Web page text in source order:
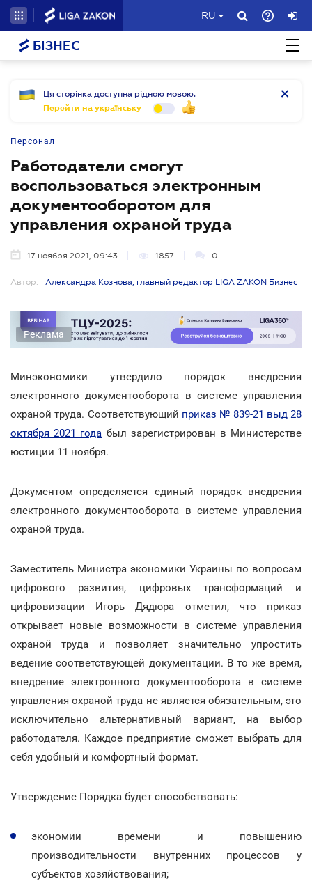
RU
БІЗНЕС
Ця сторінка доступна рідною мовою.
Перейти на українську
Персонал
Работодатели смогут
воспользоваться электронным
документооборотом для
управления охраной труда
17 ноября 2021, 09:43 1857 0
Автор: Александра Кознова, главный редактор LIGA ZAKON Бизнес
Реклама
Минэкономики утвердило порядок внедрения
электронного документооборота в системе управления
охраной труда. Соответствующий приказ № 839-21 выд 28
октября 2021 года был зарегистрирован в Министерстве
юстиции 11 ноября.
Документом определяется единый порядок внедрения
электронного документооборота в системе управления
охраной труда.
Заместитель Министра экономики Украины по вопросам
цифрового развития, цифровых трансформаций и
цифровизации Игорь Дядюра отметил, что приказ
открывает новые возможности в системе управления
охраной труда и позволяет значительно упростить
ведение соответствующей документации. В то же время,
внедрение электронного документооборота в системе
управления охраной труда не является обязательным, это
исключительно альтернативный вариант, на выбор
работодателя. Каждое предприятие сможет выбрать для
себя удобный и комфортный формат.
Утверждение Порядка будет способствовать:
экономии времени и повышению
производительности внутренних процессов у
субъектов хозяйствования;